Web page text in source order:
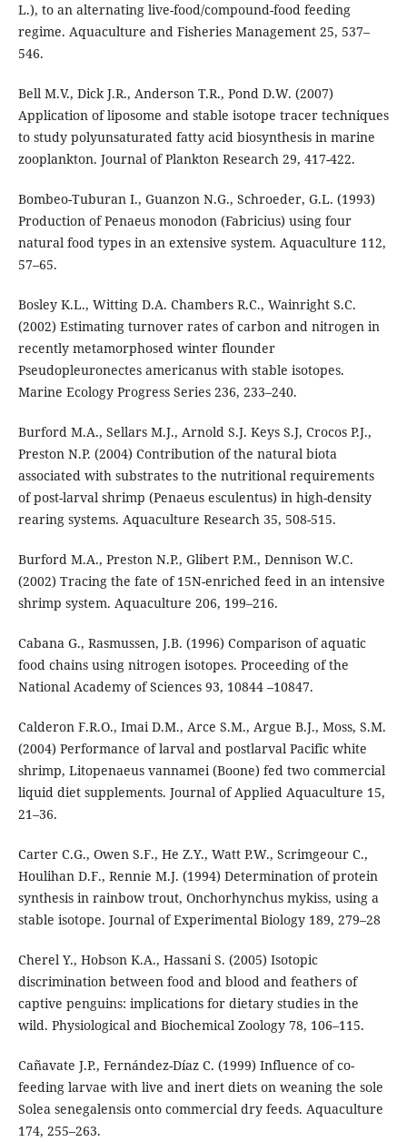
L.), to an alternating live-food/compound-food feeding
regime. Aquaculture and Fisheries Management 25, 537–
546.
Bell M.V., Dick J.R., Anderson T.R., Pond D.W. (2007)
Application of liposome and stable isotope tracer techniques
to study polyunsaturated fatty acid biosynthesis in marine
zooplankton. Journal of Plankton Research 29, 417-422.
Bombeo-Tuburan I., Guanzon N.G., Schroeder, G.L. (1993)
Production of Penaeus monodon (Fabricius) using four
natural food types in an extensive system. Aquaculture 112,
57–65.
Bosley K.L., Witting D.A. Chambers R.C., Wainright S.C.
(2002) Estimating turnover rates of carbon and nitrogen in
recently metamorphosed winter flounder
Pseudopleuronectes americanus with stable isotopes.
Marine Ecology Progress Series 236, 233–240.
Burford M.A., Sellars M.J., Arnold S.J. Keys S.J, Crocos P.J.,
Preston N.P. (2004) Contribution of the natural biota
associated with substrates to the nutritional requirements
of post-larval shrimp (Penaeus esculentus) in high-density
rearing systems. Aquaculture Research 35, 508-515.
Burford M.A., Preston N.P., Glibert P.M., Dennison W.C.
(2002) Tracing the fate of 15N-enriched feed in an intensive
shrimp system. Aquaculture 206, 199–216.
Cabana G., Rasmussen, J.B. (1996) Comparison of aquatic
food chains using nitrogen isotopes. Proceeding of the
National Academy of Sciences 93, 10844 –10847.
Calderon F.R.O., Imai D.M., Arce S.M., Argue B.J., Moss, S.M.
(2004) Performance of larval and postlarval Pacific white
shrimp, Litopenaeus vannamei (Boone) fed two commercial
liquid diet supplements. Journal of Applied Aquaculture 15,
21–36.
Carter C.G., Owen S.F., He Z.Y., Watt P.W., Scrimgeour C.,
Houlihan D.F., Rennie M.J. (1994) Determination of protein
synthesis in rainbow trout, Onchorhynchus mykiss, using a
stable isotope. Journal of Experimental Biology 189, 279–28
Cherel Y., Hobson K.A., Hassani S. (2005) Isotopic
discrimination between food and blood and feathers of
captive penguins: implications for dietary studies in the
wild. Physiological and Biochemical Zoology 78, 106–115.
Cañavate J.P., Fernández-Díaz C. (1999) Influence of co-
feeding larvae with live and inert diets on weaning the sole
Solea senegalensis onto commercial dry feeds. Aquaculture
174, 255–263.